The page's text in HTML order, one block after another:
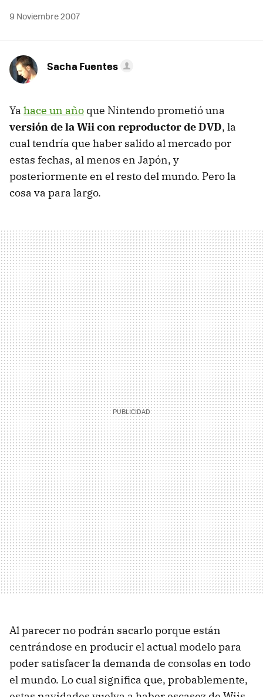
9 Noviembre 2007
Sacha Fuentes
Ya hace un año que Nintendo prometió una
versión de la Wii con reproductor de DVD, la
cual tendría que haber salido al mercado por
estas fechas, al menos en Japón, y
posteriormente en el resto del mundo. Pero la
cosa va para largo.
Al parecer no podrán sacarlo porque están
centrándose en producir el actual modelo para
poder satisfacer la demanda de consolas en todo
el mundo. Lo cual significa que, probablemente,